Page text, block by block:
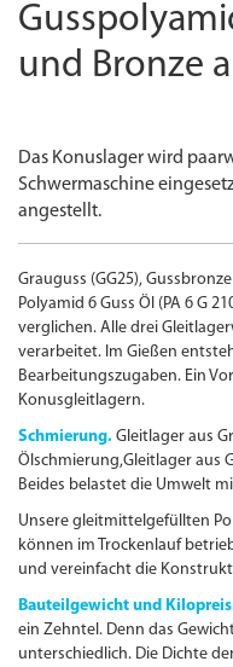
und Bronze
Das Konuslager wird
Schwermaschine
angestellt.
Grauguss (GG25),
Polyamid 6 Guss Öl (PA 6 G
verglichen. Alle drei
verarbeitet. Im Gießen
Bearbeitungs­zugaben. Ein
Konusgleitlagern.
Schmierung. Gleitlager aus
Ölschmierung,Gleitlager aus
Beides belastet die Umwelt
Unsere gleitmittelgefüllten
können im Trockenlauf
und vereinfacht die
Bauteilgewicht und
ein Zehntel. Denn das
unterschiedlich. Die Dichte